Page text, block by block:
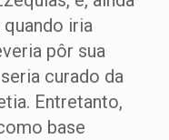
quando iria
pôr sua
curado da
Entretanto,
base